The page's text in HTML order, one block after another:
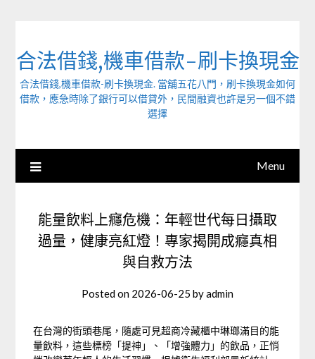
合法借錢,機車借款-刷卡換現金
合法借錢,機車借款-刷卡換現金. 當舖五花八門，刷卡換現金如何
借款，應急時除了銀行可以借貸外，民間融資也許是另一個不錯
選擇
Menu
能量飲料上癮危機：年輕世代每日攝取
過量，健康亮紅燈！專家揭開成癮真相
與自救方法
Posted on 2026-06-25 byadmin
在台灣的街頭巷尾，隨處可見超商冷藏櫃中琳瑯滿目的能
量飲料，這些標榜「提神」、「增強體力」的飲品，正悄